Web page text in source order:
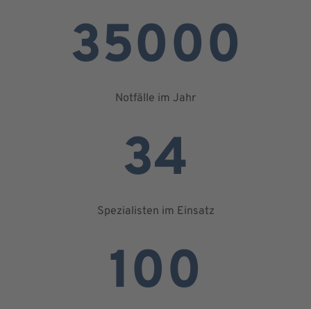
35000
Notfälle im Jahr
34
Spezialisten im Einsatz
100